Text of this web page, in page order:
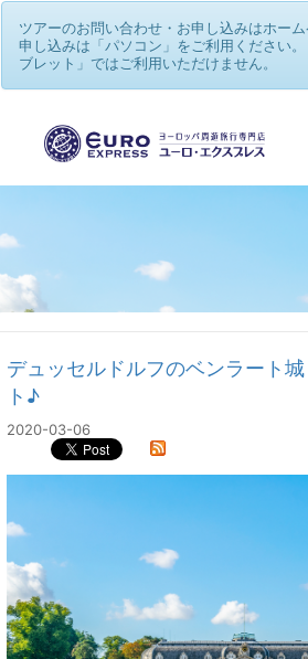
ツアーのお問い合わせ・お申し込みはホー
申し込みは「パソコン」をご利用ください
ブレット」ではご利用いただけません。
デュッセルドルフのベンラート
ト♪
2020-03-06